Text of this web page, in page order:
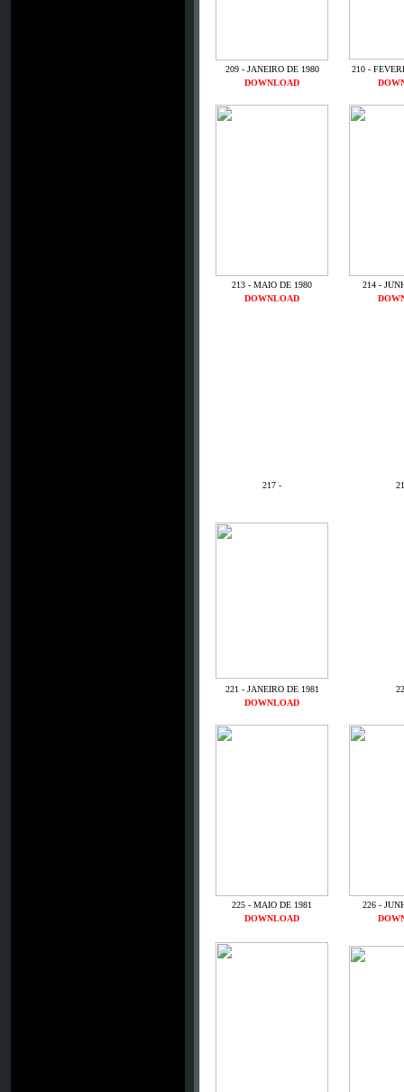
209 - JANEIRO DE 1980
210 -
DOWNLOAD
213 - MAIO DE 1980
214 -
DOWNLOAD
217 -
221 - JANEIRO DE 1981
DOWNLOAD
225 - MAIO DE 1981
226 -
DOWNLOAD